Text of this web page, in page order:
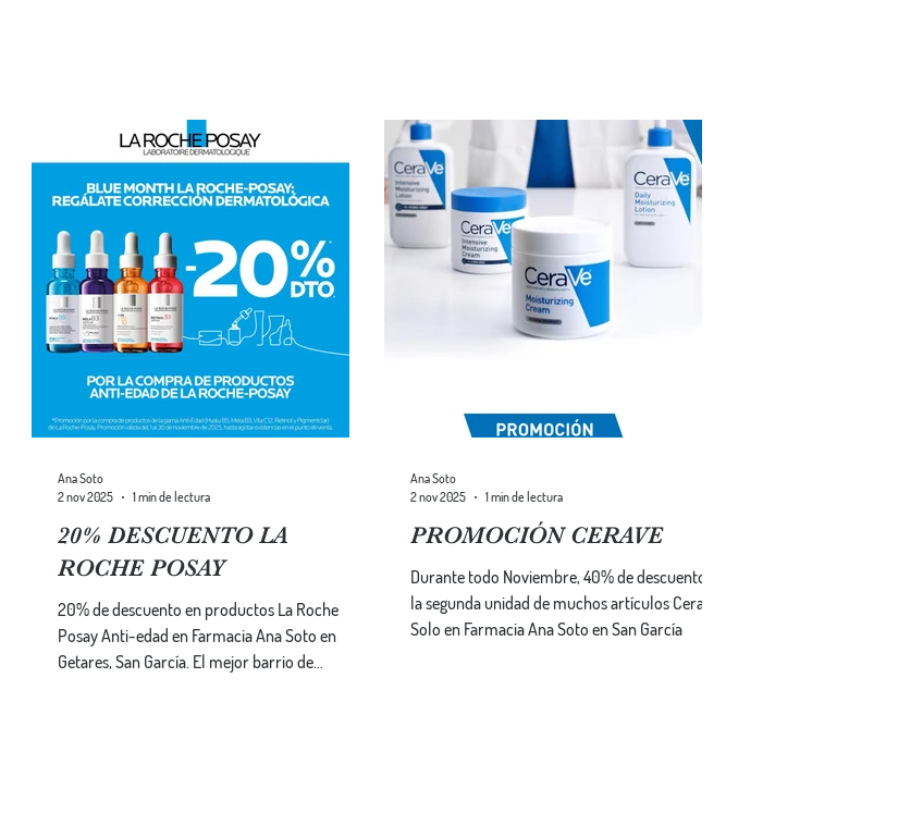
20% DESCUENTO LA
ROCHE POSAY
20% de descuento en productos La Roche
Posay Anti-edad en Farmacia Ana Soto en
Getares, San García. El mejor barrio de
Ana Soto
2 nov 2025
1 min de lectura
PROMOCIÓN CERAVE
Durante todo Noviembre, 40% de descuento en
la segunda unidad de muchos artículos Cerave.
Solo en Farmacia Ana Soto en San García
Ana Soto
2 nov 2025
1 min de lectura